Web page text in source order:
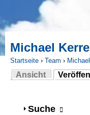
Michael
Sie sind hier
Startseite › Team ›
Ansicht
(aktiver
Anzeigen
Suche